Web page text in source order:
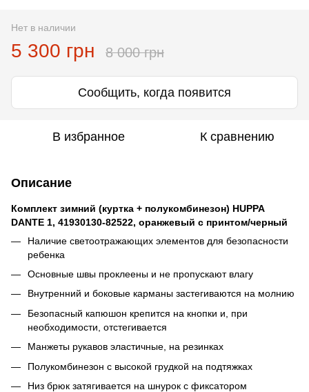
Нет в наличии
5 300 грн 8 000 грн
Сообщить, когда появится
В избранное К сравнению
Описание
Комплект зимний (куртка + полукомбинезон) HUPPA
DANTE 1, 41930130-82522, оранжевый с принтом/черный
Наличие светоотражающих элементов для безопасности
ребенка
Основные швы проклеены и не пропускают влагу
Внутренний и боковые карманы застегиваются на молнию
Безопасный капюшон крепится на кнопки и, при
необходимости, отстегивается
Манжеты рукавов эластичные, на резинках
Полукомбинезон с высокой грудкой на подтяжках
Низ брюк затягивается на шнурок с фиксатором